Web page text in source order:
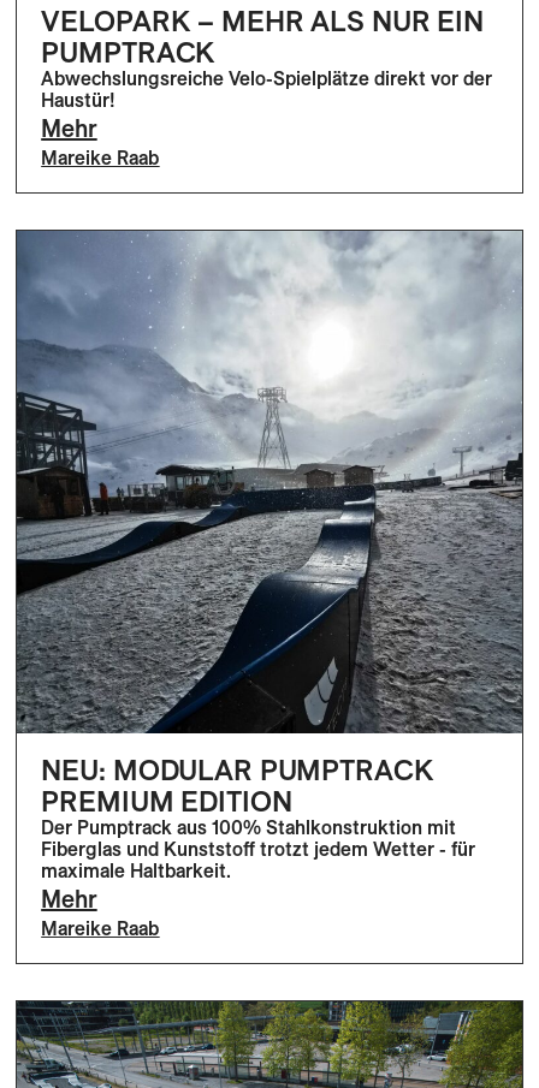
VELOPARK – MEHR ALS NUR EIN
PUMPTRACK
Abwechslungsreiche Velo-Spielplätze direkt vor der
Haustür!
Mehr
Mareike Raab
NEU: MODULAR PUMPTRACK
PREMIUM EDITION
Der Pumptrack aus 100% Stahlkonstruktion mit
Fiberglas und Kunststoff trotzt jedem Wetter - für
maximale Haltbarkeit.
Mehr
Mareike Raab